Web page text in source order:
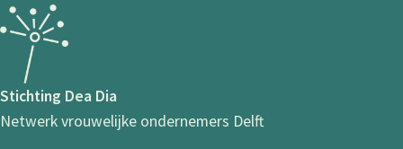
Stichting Dea Dia
Netwerk vrouwelijke ondernemers Delft